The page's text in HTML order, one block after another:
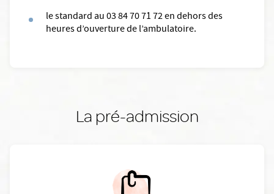
le standard au 03 84 70 71 72 en dehors des
heures d’ouverture de l’ambulatoire.
La pré-admission